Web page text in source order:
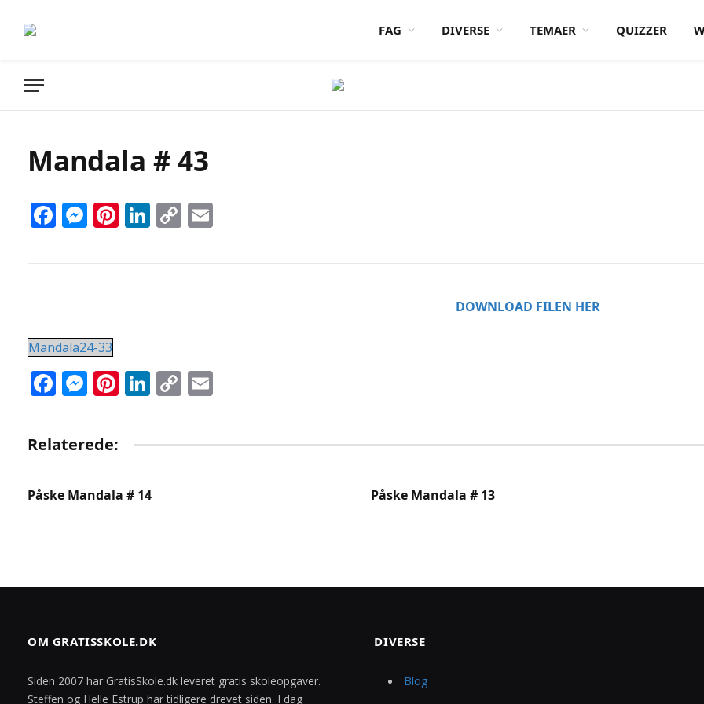
FAG DIVERSE TEMAER QUIZZER
Mandala # 43
Facebook
Messenger
Pinterest
LinkedIn
Copy
DOWNLOAD FILEN HER
Mandala24-33
Facebook
Messenger
Pinterest
LinkedIn
Copy
Relaterede:
Påske Mandala # 14 Påske Mandala # 13
OM GRATISSKOLE.DK
Siden 2007 har GratisSkole.dk leveret gratis skoleopgaver.
Steffen og Helle Estrup har tidligere drevet siden. I dag
DIVERSE
Blog